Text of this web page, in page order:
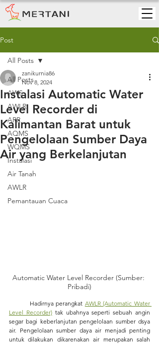
Post
All Posts
AWS
AWLR
ARR
AQMS
WQMS
Instalasi
Air Tanah
AWLR
Pemantauan Cuaca
All Posts
Instalasi Automatic Water
Level Recorder di
Kalimantan Barat untuk
Pengelolaan Sumber Daya
Air yang Berkelanjutan
zanikurnia86
Nov 8, 2024
Automatic Water Level Recorder (Sumber:
Pribadi)
	Hadirnya perangkat
AWLR (Automatic Water
Level Recorder) tak ubahnya seperti sebuah angin
segar bagi keberlanjutan pengelolaan sumber dsya
air. Pengelolaan sumber daya air menjadi penting
untuk dilakukan dikarenakan air merupakan salah